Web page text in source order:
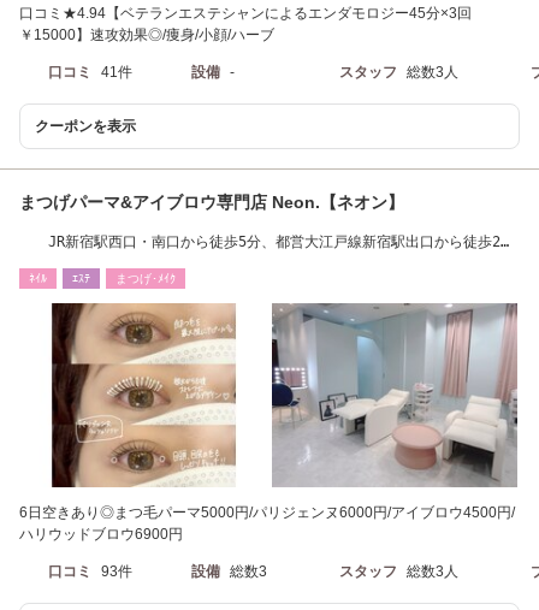
口コミ★4.94【ベテランエステシャンによるエンダモロジー45分×3回
￥15000】速攻効果◎/痩身/小顔/ハーブ
口コミ 41件 設備 - スタッフ 総数3人
クーポンを表示
まつげパーマ&アイブロウ専門店 Neon.【ネオン】
JR新宿駅西口・南口から徒歩5分、都営大江戸線新宿駅出口から徒歩2分
ﾈｲﾙ ｴｽﾃ まつげ･ﾒｲｸ
6日空きあり◎まつ毛パーマ5000円/パリジェンヌ6000円/アイブロウ4500円/
ハリウッドブロウ6900円
口コミ 93件 設備 総数3 スタッフ 総数3人